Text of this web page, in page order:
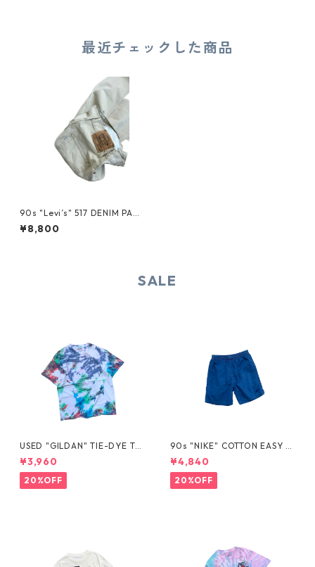
最近チェックした商品
90s "Levi’s" 517 DENIM PANT
S
¥8,800
SALE
USED "GILDAN" TIE-DYE TE
E
¥3,960
20%OFF
90s "NIKE" COTTON EASY S
HORTS
¥4,840
20%OFF